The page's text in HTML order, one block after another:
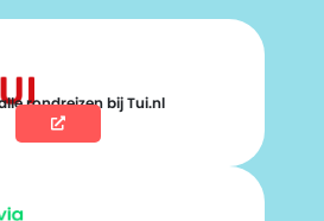
rondreizen bij Tui.nl